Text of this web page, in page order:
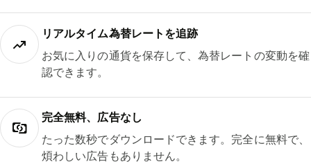
リアルタイム為替レートを追跡
お気に入りの通貨を保存して、為替レートの変動を確
認できます。
完全無料、広告なし
たった数秒でダウンロードできます。完全に無料で、
煩わしい広告もありません。